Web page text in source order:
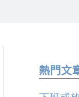
熱門文